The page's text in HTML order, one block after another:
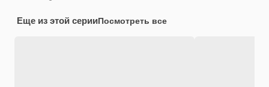
Еще из этой серииПосмотреть все